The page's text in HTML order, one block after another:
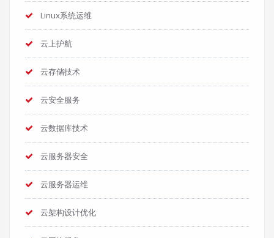
Linux系统运维
云上护航
云存储技术
云安全服务
云数据库技术
云服务器安全
云服务器运维
云架构设计优化